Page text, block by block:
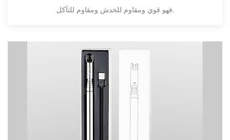
فهو قوي ومقاوم للخدش ومقاوم للتآكل.